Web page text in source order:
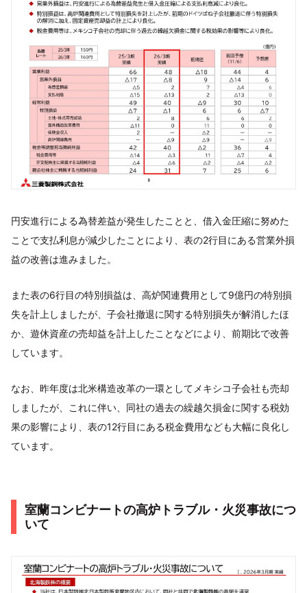
円安進行による為替差益が発生したことと、借入金圧縮に努めた
ことで支払利息が減少したことにより、表の2行目にある営業外損
益の改善は進みました。
また表の6行目の特別損益は、高炉関連費用として9億円の特別損
失を計上しましたが、子会社撤退に関する特別損失が解消したほ
か、遊休資産の売却益を計上したことなどにより、前期比で改善
しています。
なお、昨年度は北米構造改革の一環としてメキシコ子会社も売却
しましたが、これに伴い、同社の過去の繰越欠損金に関する税効
果の影響により、表の12行目にある税金費用なども大幅に良化し
ています。
室蘭コンビナートの高炉トラブル・火災事故につ
いて